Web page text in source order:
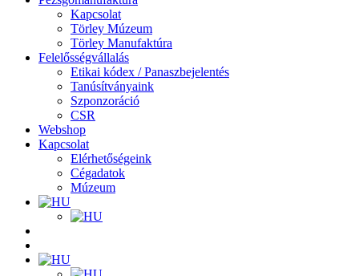
Kapcsolat
Törley Múzeum
Törley Manufaktúra
Felelősségvállalás
Etikai kódex / Panaszbejelentés
Tanúsítványaink
Szponzoráció
CSR
Webshop
Kapcsolat
Elérhetőségeink
Cégadatok
Múzeum